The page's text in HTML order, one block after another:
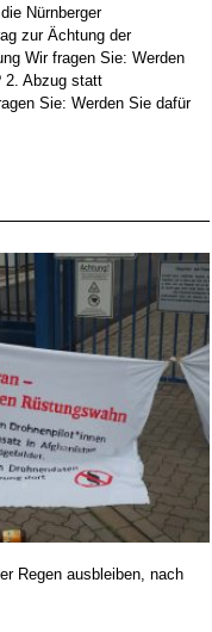
Nürnberger
zur Ächtung der
Wir fragen Sie: Werden
2. Abzug statt
Sie: Werden Sie dafür
Regen ausbleiben, nach